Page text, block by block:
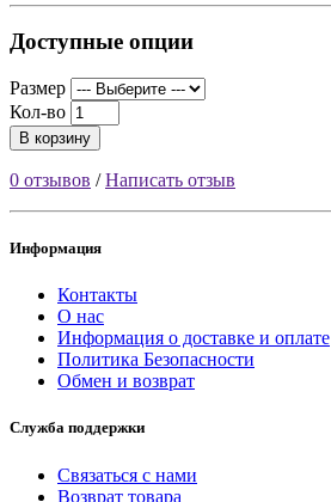
Доступные опции
Размер
Кол-во
В корзину
0 отзывов /Написать отзыв
Информация
Контакты
О нас
Информация о доставке и оплате
Политика Безопасности
Обмен и возврат
Служба поддержки
Связаться с нами
Возврат товара